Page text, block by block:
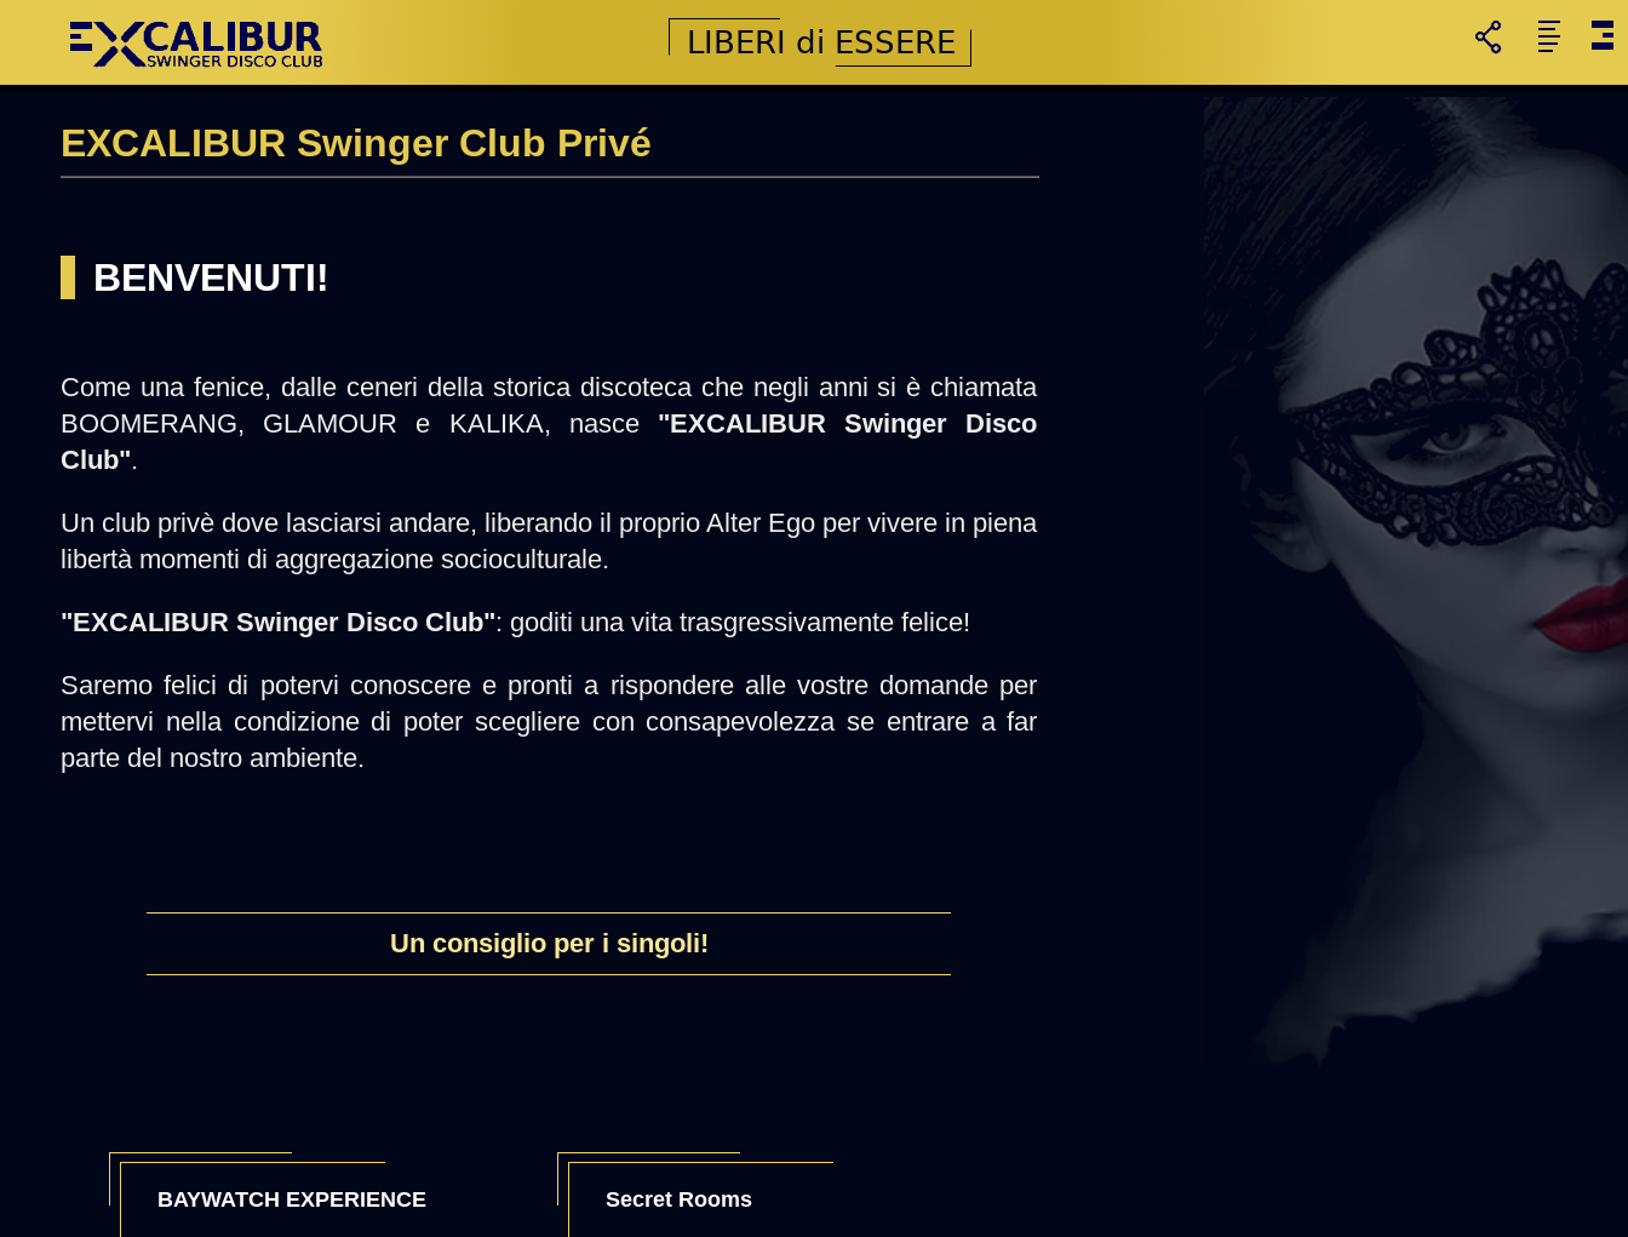
EXCALIBUR Swinger Club Privé
BENVENUTI!
Come una fenice, dalle ceneri della storica discoteca che negli anni si è chiamata
BOOMERANG, GLAMOUR e KALIKA, nasce "EXCALIBUR Swinger Disco
Club".
Un club privè dove lasciarsi andare, liberando il proprio Alter Ego per vivere in piena
libertà momenti di aggregazione socioculturale.
"EXCALIBUR Swinger Disco Club": goditi una vita trasgressivamente felice!
Saremo felici di potervi conoscere e pronti a rispondere alle vostre domande per
mettervi nella condizione di poter scegliere con consapevolezza se entrare a far
parte del nostro ambiente.
Un consiglio per i singoli!
BAYWATCH EXPERIENCE Secret Rooms